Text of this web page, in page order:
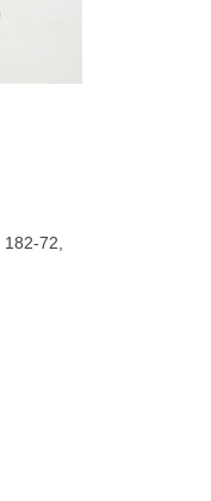
182-72,